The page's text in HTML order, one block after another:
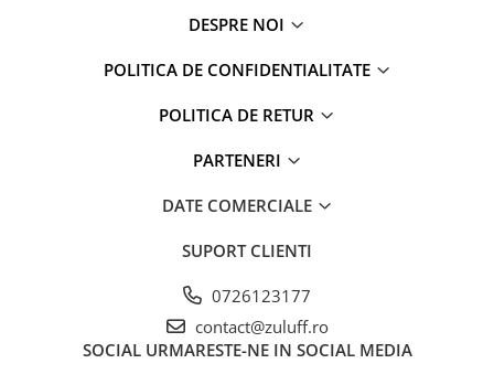
DESPRE NOI
POLITICA DE CONFIDENTIALITATE
POLITICA DE RETUR
PARTENERI
DATE COMERCIALE
SUPORT CLIENTI
0726123177
contact@zuluff.ro
SOCIAL URMARESTE-NE IN SOCIAL MEDIA